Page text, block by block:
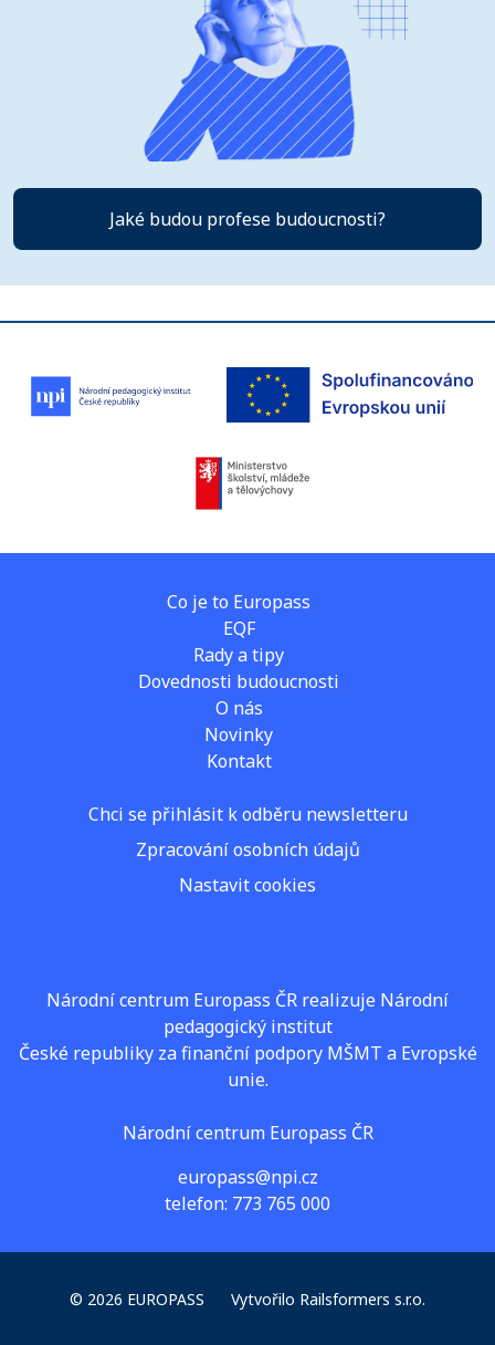
Jaké budou profese budoucnosti?
Co je to Europass
EQF
Rady a tipy
Dovednosti budoucnosti
O nás
Novinky
Kontakt
Chci se přihlásit k odběru newsletteru
Zpracování osobních údajů
Nastavit cookies
Národní centrum Europass ČR realizuje Národní
pedagogický institut
České republiky za finanční podpory MŠMT a Evropské
unie.
Národní centrum Europass ČR
europass@npi.cz
telefon: 773 765 000
© 2026 EUROPASS Vytvořilo Railsformers s.r.o.